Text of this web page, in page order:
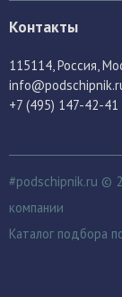
Контакты
115114 , Россия,
+7 (495) 147-42-41
#podschipnik.ru ©
компании
Каталог подбора